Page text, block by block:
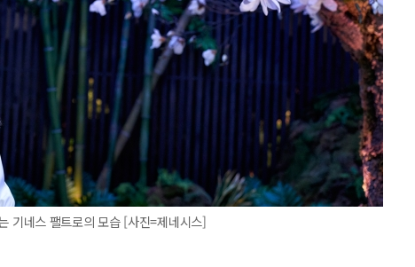
기네스 팰트로의 모습 [사진=제네시스]